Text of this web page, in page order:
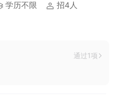
学历不限 招4人
通过1项